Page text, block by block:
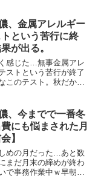
で歌の練...
、金属アレルギー
という苦行に終
が出る。
感じた…無事金属アレ
ストという苦行が終了
このテスト。秋だから
れるか心配だったけ
れてくれて...
、今までで一番冬
にも悩まされた月
】
めの月だった…あと数
まだ月末の締めが終わ
で事務作業中ｗ早朝に